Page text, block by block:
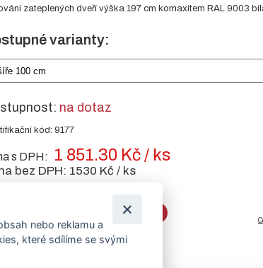
zateplených dveří výška 197 cm komaxitem RAL 9003
varianty:
100 cm
na dotaz
kód: 9177
s DPH: 1 851.30 Kč / ks
bez DPH: 1530 Kč / ks
DO KOŠÍKU
nebo reklamu a
které sdílíme se svými